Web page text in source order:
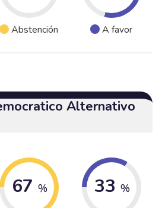
Abstención A favor
Alternativo
67 % 33 %